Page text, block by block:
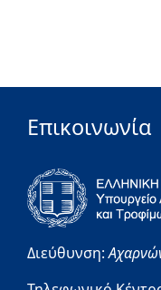
Επικοινωνία
Διεύθυνση: